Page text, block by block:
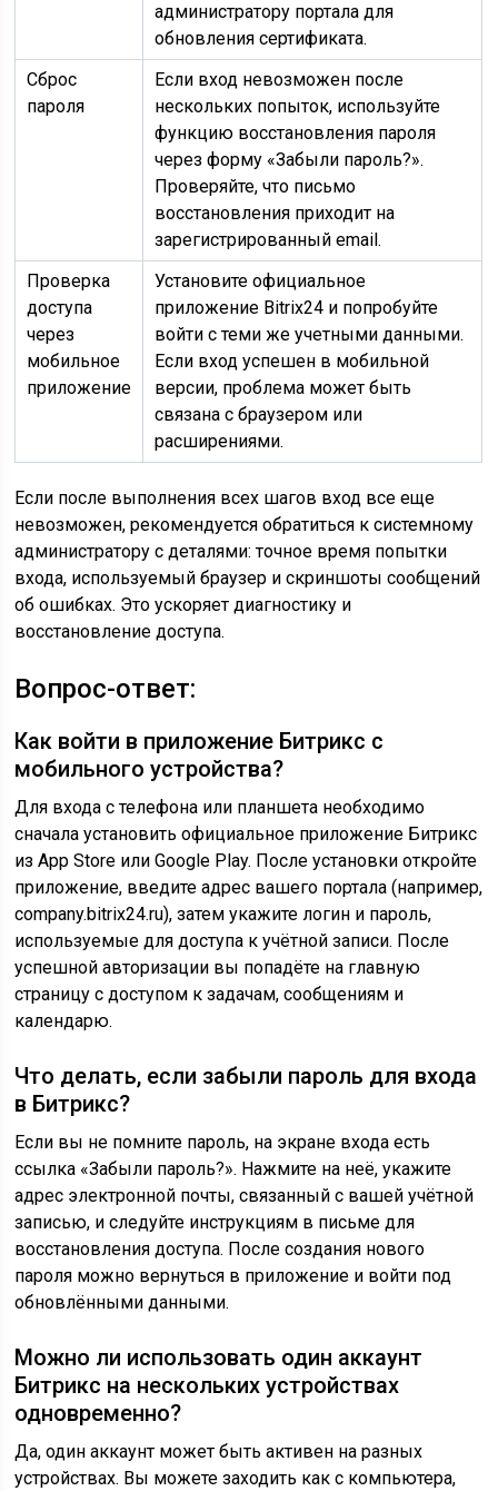
администратору портала для
обновления сертификата.
Сброс
пароля
Если вход невозможен после
нескольких попыток, используйте
функцию восстановления пароля
через форму «Забыли пароль?».
Проверяйте, что письмо
восстановления приходит на
зарегистрированный email.
Проверка
доступа
через
мобильное
приложение
Установите официальное
приложение Bitrix24 и попробуйте
войти с теми же учетными данными.
Если вход успешен в мобильной
версии, проблема может быть
связана с браузером или
расширениями.
Если после выполнения всех шагов вход все еще
невозможен, рекомендуется обратиться к системному
администратору с деталями: точное время попытки
входа, используемый браузер и скриншоты сообщений
об ошибках. Это ускоряет диагностику и
восстановление доступа.
Вопрос-ответ:
Как войти в приложение Битрикс с
мобильного устройства?
Для входа с телефона или планшета необходимо
сначала установить официальное приложение Битрикс
из App Store или Google Play. После установки откройте
приложение, введите адрес вашего портала (например,
company.bitrix24.ru), затем укажите логин и пароль,
используемые для доступа к учётной записи. После
успешной авторизации вы попадёте на главную
страницу с доступом к задачам, сообщениям и
календарю.
Что делать, если забыли пароль для входа
в Битрикс?
Если вы не помните пароль, на экране входа есть
ссылка «Забыли пароль?». Нажмите на неё, укажите
адрес электронной почты, связанный с вашей учётной
записью, и следуйте инструкциям в письме для
восстановления доступа. После создания нового
пароля можно вернуться в приложение и войти под
обновлёнными данными.
Можно ли использовать один аккаунт
Битрикс на нескольких устройствах
одновременно?
Да, один аккаунт может быть активен на разных
устройствах. Вы можете заходить как с компьютера,